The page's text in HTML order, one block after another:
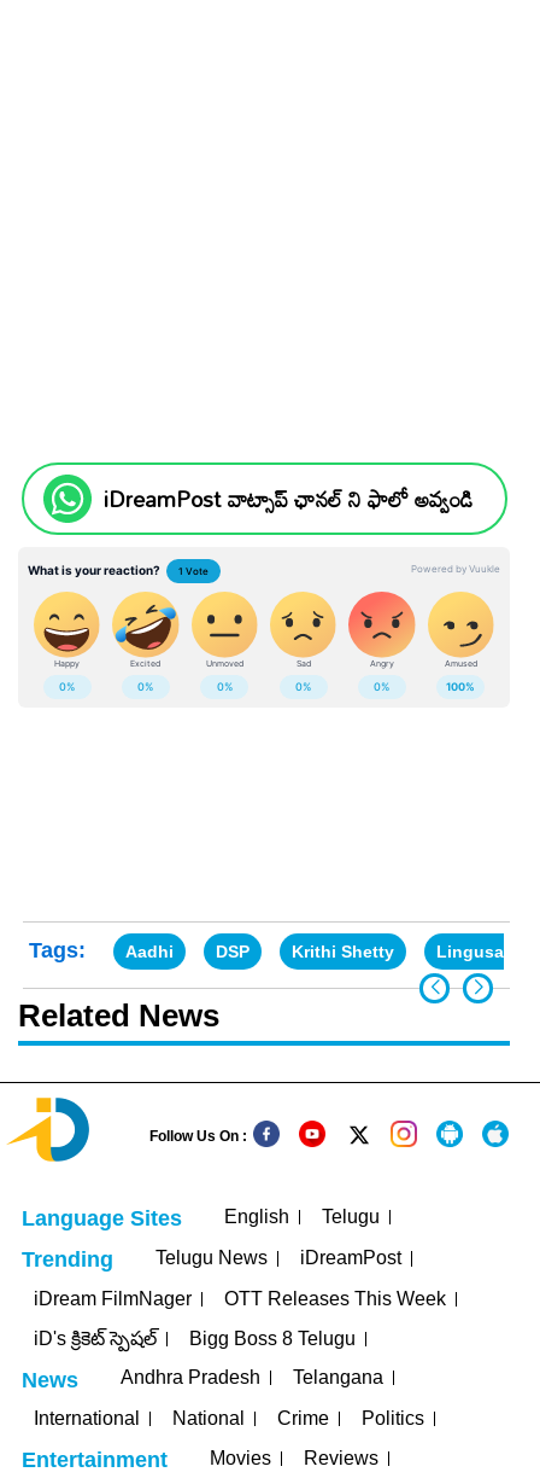
iDreamPost వాట్సాప్ ఛానల్ ని ఫాలో అవ్వండి
Tags: Aadhi DSP Krithi Shetty Lingusamy
Related News
Follow Us On :
Language Sites English Telugu
Trending Telugu News
iDreamPost
iDream FilmNager
OTT Releases This Week
iD's క్రికెట్ స్పెషల్
Bigg Boss 8 Telugu
News Andhra Pradesh
Telangana
International
National Crime Politics
Entertainment Movies Reviews